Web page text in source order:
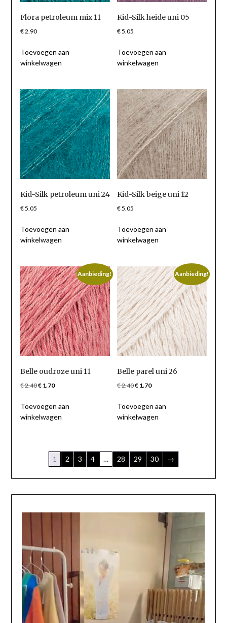
Flora petroleum mix 11
€2.90
Toevoegen aan
winkelwagen
Kid-Silk heide uni 05
€5.05
Toevoegen aan
winkelwagen
Kid-Silk petroleum uni 24
€5.05
Toevoegen aan
winkelwagen
Kid-Silk beige uni 12
€5.05
Toevoegen aan
winkelwagen
Aanbieding!
Belle oudroze uni 11
€2.40Oorspronkelijke
was:
€ 2.40.
€1.70Huidige
is:
€ 1.70.
Toevoegen aan
winkelwagen
Aanbieding!
Belle parel uni 26
€2.40Oorspronkelijke
was:
€ 2.40.
€ 1.70Huidige
is:
€ 1.70.
Toevoegen aan
winkelwagen
1 2 3 4 … 28 29 30 →